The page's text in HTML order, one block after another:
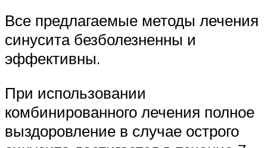
Все предлагаемые методы лечения
синусита безболезненны и
эффективны.
При использовании
комбинированного лечения полное
выздоровление в случае острого